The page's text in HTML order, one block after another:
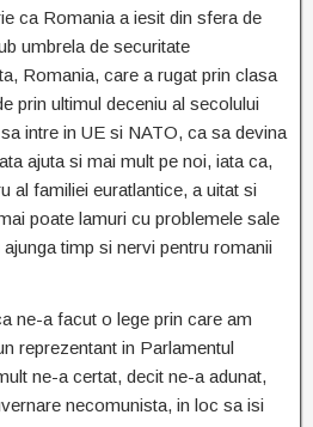
ca Romania a iesit din sfera de
umbrela de securitate
Romania, care a rugat prin clasa
prin ultimul deceniu al secolului
intre in UE si NATO, ca sa devina
ajuta si mai mult pe noi, iata ca,
al familiei euratlantice, a uitat si
poate lamuri cu problemele sale
timp si nervi pentru romanii
ne-a facut o lege prin care am
reprezentant in Parlamentul
ne-a certat, decit ne-a adunat,
necomunista, in loc sa isi